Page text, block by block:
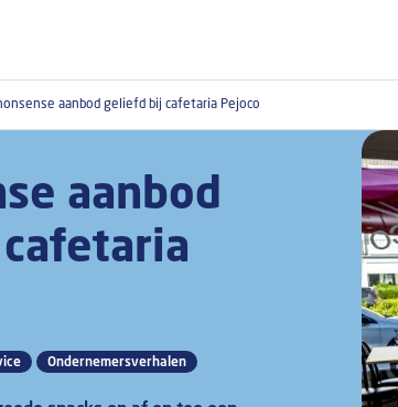
aanbod geliefd bij cafetaria Pejoco
aanbod
Ondernemersverhalen